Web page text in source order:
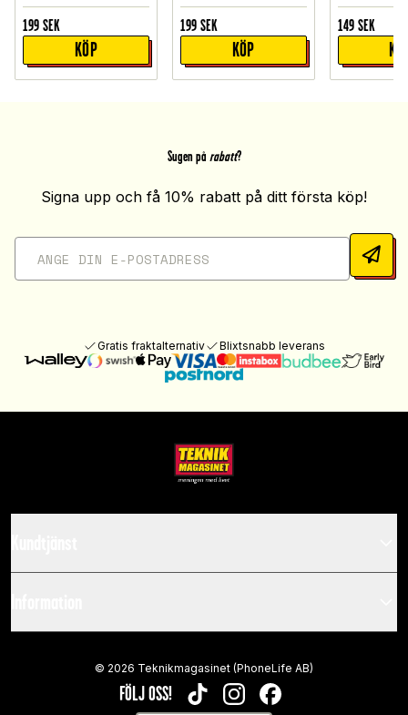
199 SEK
KÖP
199 SEK
KÖP
149 SEK
Sugen på rabatt?
Signa upp och få 10% rabatt på ditt första köp!
Gratis fraktalternativ Blixtsnabb leverans
FÖLJ OSS! TIKTOKINSTAGRAMFACEBOOK
© 2026 Teknikmagasinet (PhoneLife AB)